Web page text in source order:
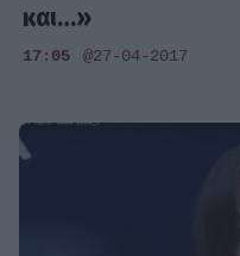
και…»
17:05 @27-04-2017